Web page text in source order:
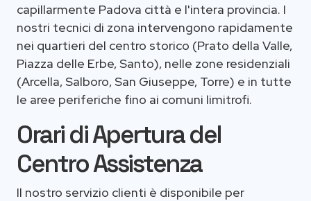
capillarmente Padova città e l'intera provincia. I
nostri tecnici di zona intervengono rapidamente
nei quartieri del centro storico (Prato della Valle,
Piazza delle Erbe, Santo), nelle zone residenziali
(Arcella, Salboro, San Giuseppe, Torre) e in tutte
le aree periferiche fino ai comuni limitrofi.
Orari di Apertura del
Centro Assistenza
Il nostro servizio clienti è disponibile per